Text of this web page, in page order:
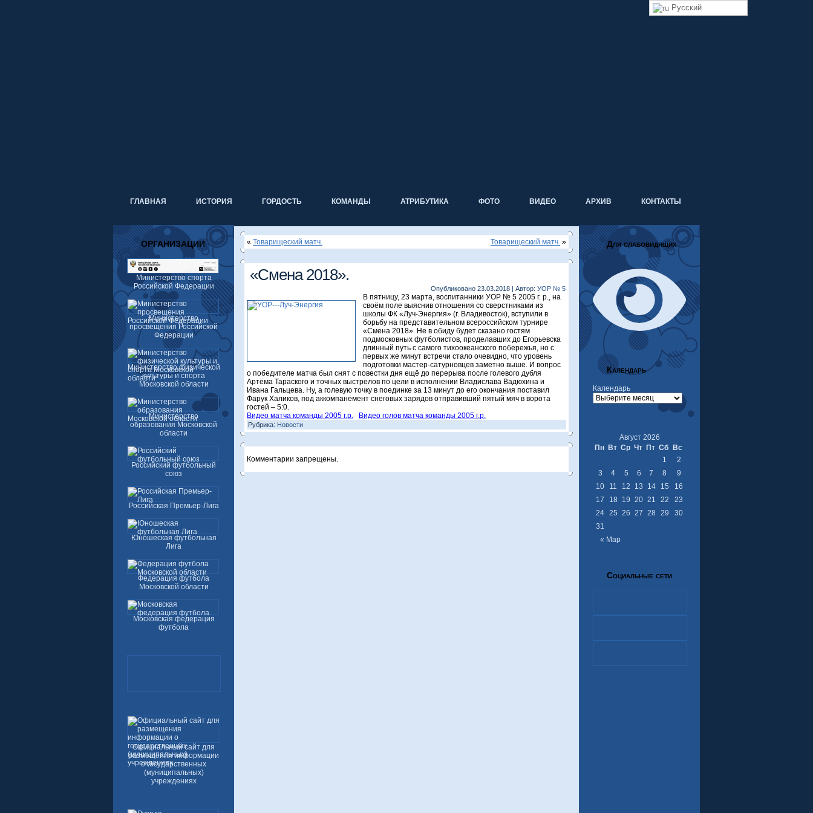
ГЛАВНАЯ ИСТОРИЯ ГОРДОСТЬ КОМАНДЫ АТРИБУТИКА ФОТО ВИДЕО АРХИВ КОНТАКТЫ
ОРГАНИЗАЦИИ
Министерство спорта
Российской Федерации
Министерство
просвещения Российской
Федерации
Министерство физической
культуры и спорта
Московской области
Министерство
образования Московской
области
Российский футбольный
союз
Российская Премьер-Лига
Юношеская футбольная
Лига
Федерация футбола
Московской области
Московская федерация
футбола
Официальный сайт для
размещения информации
о государственных
(муниципальных)
учреждениях
« Товарищеский матч. Товарищеский матч. »
«Смена 2018».
Опубликовано 23.03.2018 | Автор: УОР № 5
В пятницу, 23 марта, воспитанники УОР № 5 2005 г. р., на
своём поле выяснив отношения со сверстниками из
школы ФК «Луч-Энергия» (г. Владивосток), вступили в
борьбу на представительном всероссийском турнире
«Смена 2018». Не в обиду будет сказано гостям
подмосковных футболистов, проделавших до Егорьевска
длинный путь с самого тихоокеанского побережья, но с
первых же минут встречи стало очевидно, что уровень
подготовки мастер-сатурновцев заметно выше. И вопрос
о победителе матча был снят с повестки дня ещё до перерыва после голевого дубля
Артёма Тараского и точных выстрелов по цели в исполнении Владислава Вадюхина и
Ивана Гальцева. Ну, а голевую точку в поединке за 13 минут до его окончания поставил
Фарук Халиков, под аккомпанемент снеговых зарядов отправивший пятый мяч в ворота
гостей – 5:0.
Видео матча команды 2005 г.р.
Видео голов матча команды 2005 г.р.
Рубрика: Новости
Комментарии запрещены.
Для слабовидящих
Календарь
Календарь
Август 2026
Пн Вт Ср Чт Пт Сб Вс
« Мар
1
2
3
4 5 6 7 8
9
10
11 12 13 14 15
16
17
18 19 20 21 22
23
24 25 26 27 28 29
30
31
Социальные сети
Русский